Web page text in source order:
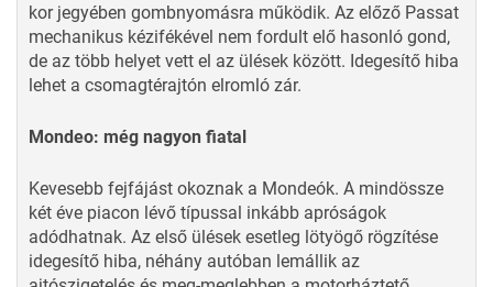
kor jegyében gombnyomásra működik. Az előző Passat
mechanikus kézifékével nem fordult elő hasonló gond,
de az több helyet vett el az ülések között. Idegesítő hiba
lehet a csomagtérajtón elromló zár.
Mondeo: még nagyon fiatal
Kevesebb fejfájást okoznak a Mondeók. A mindössze
két éve piacon lévő típussal inkább apróságok
adódhatnak. Az első ülések esetleg lötyögő rögzítése
idegesítő hiba, néhány autóban lemállik az